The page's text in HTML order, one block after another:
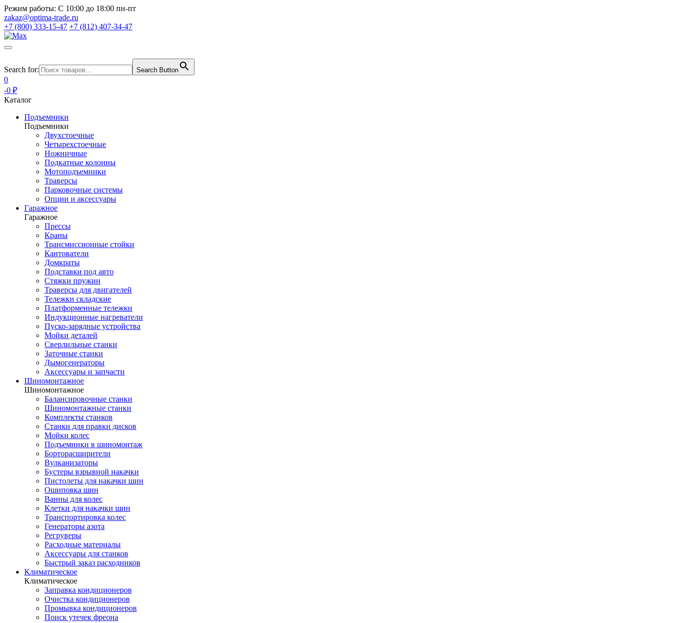
Режим работы: С 10:00 до 18:00 пн-пт
zakaz@optima-trade.ru
+7 (800) 333-15-47 +7 (812) 407-34-47
Search for: Search Button
0
-0 ₽
Каталог
Подъемники
Подъемники
Двухстоечные
Четырехстоечные
Ножничные
Подкатные колонны
Мотоподъемники
Траверсы
Парковочные системы
Опции и аксессуары
Гаражное
Гаражное
Прессы
Краны
Трансмиссионные стойки
Кантователи
Домкраты
Подставки под авто
Стяжки пружин
Траверсы для двигателей
Тележки складские
Платформенные тележки
Индукционные нагреватели
Пуско-зарядные устройства
Мойки деталей
Сверлильные станки
Заточные станки
Дымогенераторы
Аксессуары и запчасти
Шиномонтажное
Шиномонтажное
Балансировочные станки
Шиномонтажные станки
Комплекты станков
Станки для правки дисков
Мойки колес
Подъемники в шиномонтаж
Борторасширители
Вулканизаторы
Бустеры взрывной накачки
Пистолеты для накачки шин
Ошиповка шин
Ванны для колес
Клетки для накачки шин
Транспортировка колес
Генераторы азота
Регруверы
Расходные материалы
Аксессуары для станков
Быстрый заказ расходников
Климатическое
Климатическое
Заправка кондиционеров
Очистка кондиционеров
Промывка кондиционеров
Поиск утечек фреона